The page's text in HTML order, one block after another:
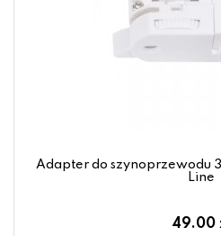
Adapter do szynoprzewodu
Line
49.00